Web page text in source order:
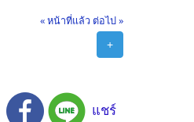
« หน้าที่แล้ว ต่อไป »
+
แชร์